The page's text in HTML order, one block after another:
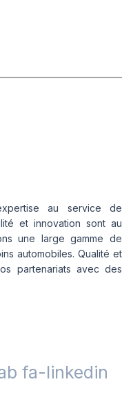
au service de
et innovation sont au
une large gamme de
automobiles. Qualité et
partenariats avec des
fa-linkedin